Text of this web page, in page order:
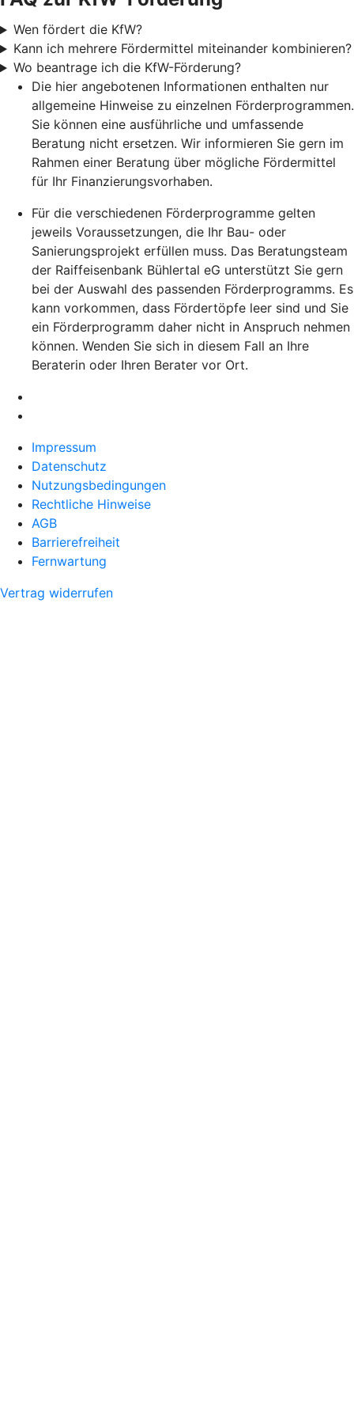
Wen fördert die KfW?
Kann ich mehrere Fördermittel miteinander kombinieren?
Wo beantrage ich die KfW-Förderung?
Die hier angebotenen Informationen enthalten nur
allgemeine Hinweise zu einzelnen Förderprogrammen.
Sie können eine ausführliche und umfassende
Beratung nicht ersetzen. Wir informieren Sie gern im
Rahmen einer Beratung über mögliche Fördermittel
für Ihr Finanzierungsvorhaben.
Für die verschiedenen Förderprogramme gelten
jeweils Voraussetzungen, die Ihr Bau- oder
Sanierungsprojekt erfüllen muss. Das Beratungsteam
der Raiffeisenbank Bühlertal eG unterstützt Sie gern
bei der Auswahl des passenden Förderprogramms. Es
kann vorkommen, dass Fördertöpfe leer sind und Sie
ein Förderprogramm daher nicht in Anspruch nehmen
können. Wenden Sie sich in diesem Fall an Ihre
Beraterin oder Ihren Berater vor Ort.
Impressum
Datenschutz
Nutzungsbedingungen
Rechtliche Hinweise
AGB
Barrierefreiheit
Fernwartung
Vertrag widerrufen